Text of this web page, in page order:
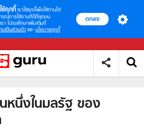
ช้คุกกี้ เราใช้คุกกี้เพื่อให้ท่านได้
รณ์การใช้งานที่ดีที่สุดบน
รา โปรดศึกษาเพิ่มเติมที่
มเป็นส่วนตัว และ นโยบายคุกกี้
ตกลง
หนึ่งในมลรัฐ ของ